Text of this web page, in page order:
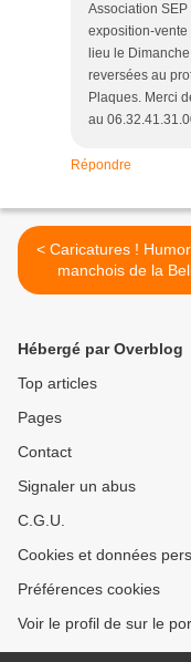
Association
exposition-
lieu le
reversées au
Plaques. Merci
au
Répondre
< Caricatures ! Humoristes
manchois de la
Epoque, 1870-
Hébergé par Overblog
Top articles
Pages
Contact
Signaler un abus
C.G.U.
Cookies et données
Préférences cookies
Voir le profil de sur le